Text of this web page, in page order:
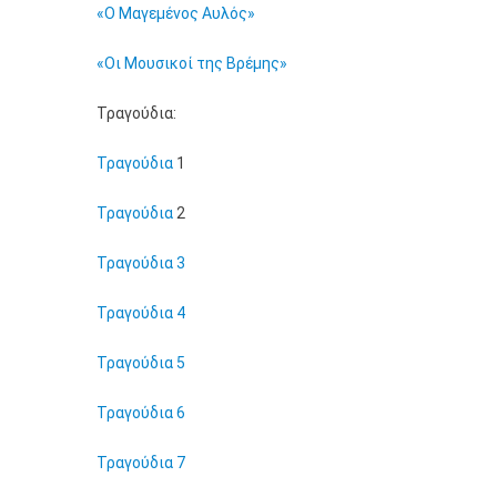
«Ο Μαγεμένος Αυλός»
«Οι Μουσικοί της Βρέμης»
Τραγούδια:
Τραγούδια 1
Τραγούδια 2
Τραγούδια 3
Τραγούδια 4
Τραγούδια 5
Τραγούδια 6
Τραγούδια 7